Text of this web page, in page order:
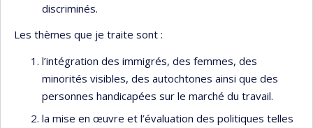
discriminés.
Les thèmes que je traite sont :
l’intégration des immigrés, des femmes, des
minorités visibles, des autochtones ainsi que des
personnes handicapées sur le marché du travail.
la mise en œuvre et l’évaluation des politiques telles